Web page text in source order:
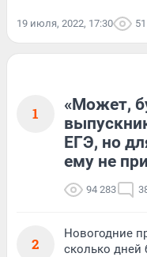
19 июля, 2022, 17:30
1
«Может,
ЕГЭ, но
ему не
94 283
2
Новогодние
сколько дней